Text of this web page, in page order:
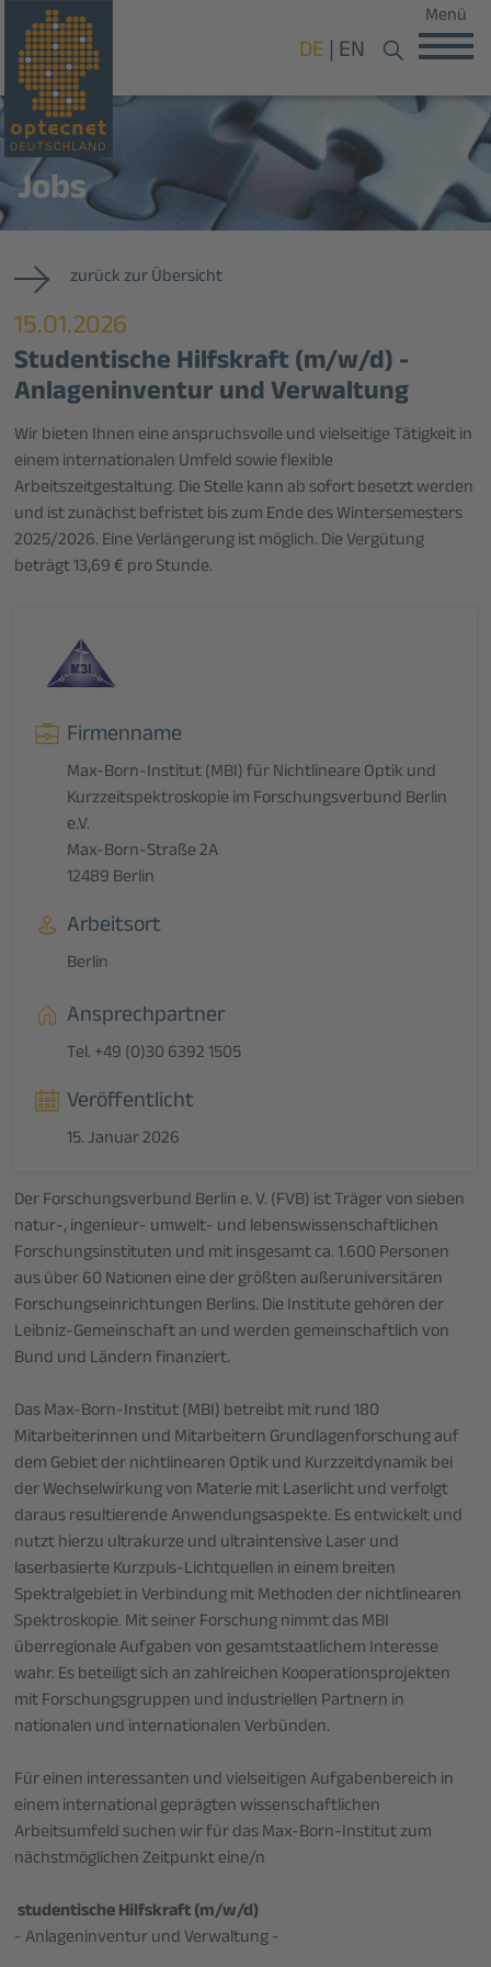
DE EN
Menü
Jobs
zurück zur Übersicht
15.01.2026
Studentische Hilfskraft (m/w/d) -
Anlageninventur und Verwaltung
Wir bieten Ihnen eine anspruchsvolle und vielseitige Tätigkeit in
einem internationalen Umfeld sowie flexible
Arbeitszeitgestaltung. Die Stelle kann ab sofort besetzt werden
und ist zunächst befristet bis zum Ende des Wintersemesters
2025/2026. Eine Verlängerung ist möglich. Die Vergütung
beträgt 13,69 € pro Stunde.
Firmenname
Max-Born-Institut (MBI) für Nichtlineare Optik und
Kurzzeitspektroskopie im Forschungsverbund Berlin
e.V.
Max-Born-Straße 2A
12489 Berlin
Arbeitsort
Berlin
Ansprechpartner
Tel. +49 (0)30 6392 1505
Veröffentlicht
15. Januar 2026
Der Forschungsverbund Berlin e. V. (FVB) ist Träger von sieben
natur-, ingenieur- umwelt- und lebenswissenschaftlichen
Forschungsinstituten und mit insgesamt ca. 1.600 Personen
aus über 60 Nationen eine der größten außeruniversitären
Forschungseinrichtungen Berlins. Die Institute gehören der
Leibniz-Gemeinschaft an und werden gemeinschaftlich von
Bund und Ländern finanziert.
Das Max-Born-Institut (MBI) betreibt mit rund 180
Mitarbeiterinnen und Mitarbeitern Grundlagenforschung auf
dem Gebiet der nichtlinearen Optik und Kurzzeitdynamik bei
der Wechselwirkung von Materie mit Laserlicht und verfolgt
daraus resultierende Anwendungsaspekte. Es entwickelt und
nutzt hierzu ultrakurze und ultraintensive Laser und
laserbasierte Kurzpuls-Lichtquellen in einem breiten
Spektralgebiet in Verbindung mit Methoden der nichtlinearen
Spektroskopie. Mit seiner Forschung nimmt das MBI
überregionale Aufgaben von gesamtstaatlichem Interesse
wahr. Es beteiligt sich an zahlreichen Kooperationsprojekten
mit Forschungsgruppen und industriellen Partnern in
nationalen und internationalen Verbünden.
Für einen interessanten und vielseitigen Aufgabenbereich in
einem international geprägten wissenschaftlichen
Arbeitsumfeld suchen wir für das Max-Born-Institut zum
nächstmöglichen Zeitpunkt eine/n
studentische Hilfskraft (m/w/d)
- Anlageninventur und Verwaltung -